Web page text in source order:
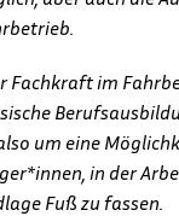
Fachkraft im
um eine
in der
Fuß zu fassen.